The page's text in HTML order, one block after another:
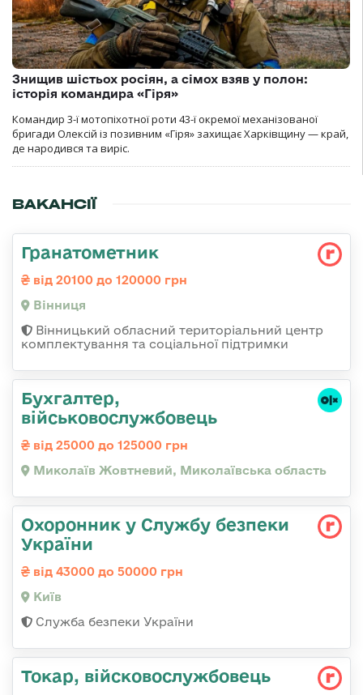
Знищив шістьох росіян, а сімох взяв у полон:
історія командира «Гіря»
Командир 3-ї мотопіхотної роти 43-ї окремої механізованої
бригади Олексій із позивним «Гіря» захищає Харківщину — край,
де народився та виріс.
ВАКАНСІЇ
Гранатометник
від 20100 до 120000 грн
Вінниця
Вінницький обласний територіальний центр
комплектування та соціальної підтримки
Бухгалтер,
військовослужбовець
від 25000 до 125000 грн
Миколаїв Жовтневий, Миколаївська область
Охоронник у Службу безпеки
України
від 43000 до 50000 грн
Київ
Служба безпеки України
Токар, війсковослужбовець